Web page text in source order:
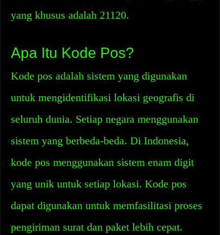
yang khusus adalah 21120.
Apa Itu Kode Pos?
Kode pos adalah sistem yang digunakan
untuk mengidentifikasi lokasi geografis di
seluruh dunia. Setiap negara menggunakan
sistem yang berbeda-beda. Di Indonesia,
kode pos menggunakan sistem enam digit
yang unik untuk setiap lokasi. Kode pos
dapat digunakan untuk memfasilitasi proses
pengiriman surat dan paket lebih cepat.